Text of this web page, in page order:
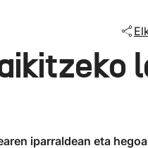
iparraldean eta